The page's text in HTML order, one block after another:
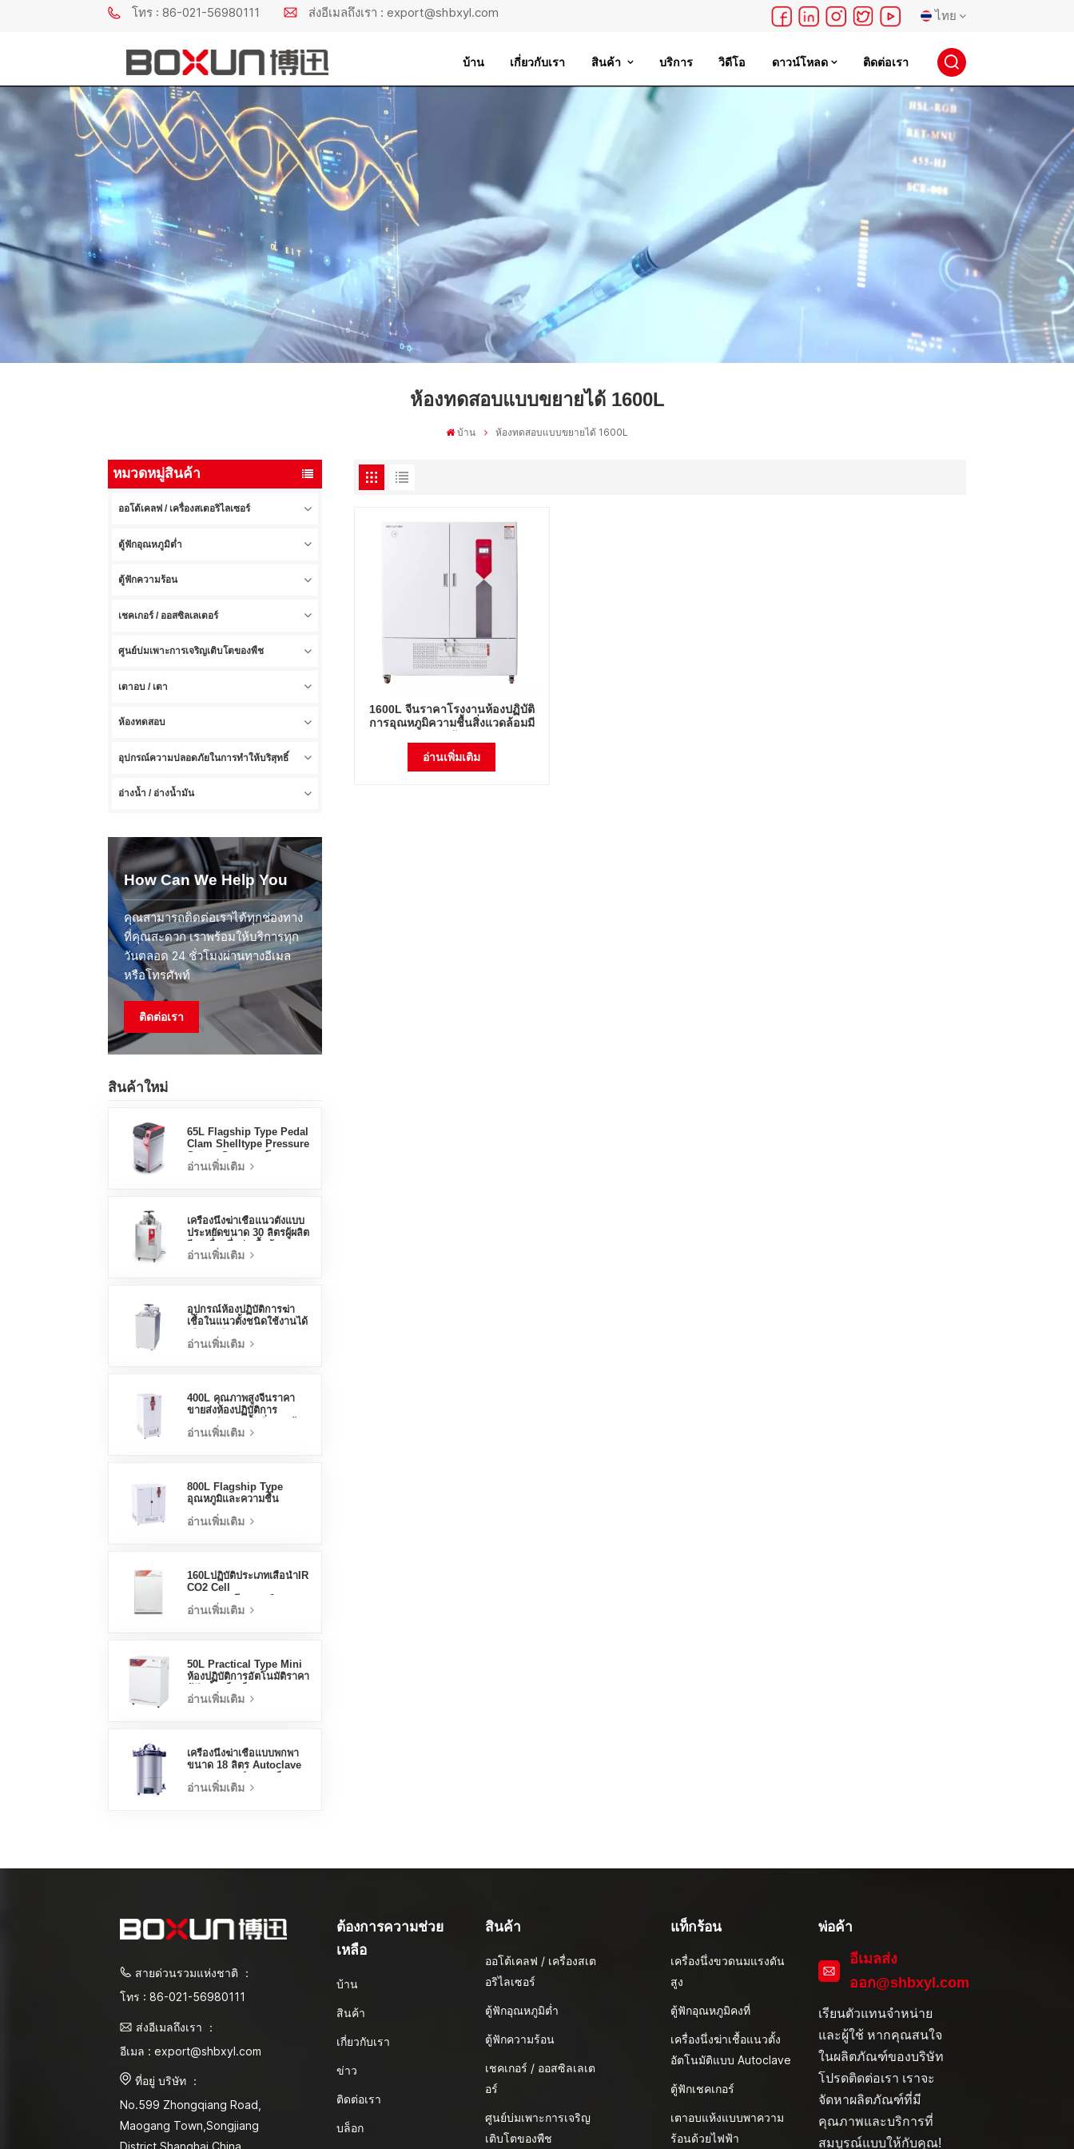
โทร : 86-021-56980111 ส่งอีเมลถึงเรา : export@shbxyl.com ไทย
English
français
русский
español
português
日本語
บ้าน เกี่ยวกับเรา สินค้า บริการ วิดีโอ ดาวน์โหลด ติดต่อเรา
ห้องทดสอบแบบขยายได้ 1600L
บ้าน ห้องทดสอบแบบขยายได้ 1600L
หมวดหมู่สินค้า
ออโต้เคลฟ / เครื่องสเตอริไลเซอร์
ตู้ฟักอุณหภูมิต่ำ
ตู้ฟักความร้อน
เชคเกอร์ / ออสซิลเลเตอร์
ศูนย์บ่มเพาะการเจริญเติบโตของพืช
เตาอบ / เตา
ห้องทดสอบ
อุปกรณ์ความปลอดภัยในการทำให้บริสุทธิ์
อ่างน้ำ / อ่างน้ำมัน
How Can We Help You
คุณสามารถติดต่อเราได้ทุกช่องทาง
ที่คุณสะดวก เราพร้อมให้บริการทุก
วันตลอด 24 ชั่วโมงผ่านทางอีเมล
หรือโทรศัพท์
ติดต่อเรา
สินค้าใหม่
65L Flagship Type Pedal
Clam Shelltype Pressure
Steam Steamer โรงงาน
ขายตรงโรงงานในประเทศ
อ่านเพิ่มเติม
เครื่องนึ่งฆ่าเชื้อแนวตั้งแบบ
ประหยัดขนาด 30 ลิตรผู้ผลิต
จีนเครื่องนึ่งฆ่าเชื้อด้วยแรง
ดัน
อ่านเพิ่มเติม
อุปกรณ์ห้องปฏิบัติการฆ่า
เชื้อในแนวตั้งชนิดใช้งานได้
จริง 70 ลิตรการออกแบบ
แนวตั้งเครื่องนึ่งขวดนมด้วย
อ่านเพิ่มเติม
400L คุณภาพสูงจีนราคา
ขายส่งห้องปฏิบัติการ
อุณหภูมิความชื้นสิ่งแวดล้อม
Stable Test Chamber
อ่านเพิ่มเติม
800L Flagship Type
อุณหภูมิและความชื้น
Incubator Chamber
อุปกรณ์ห้องปฏิบัติการ
อ่านเพิ่มเติม
160Lปฏิบัติประเภทเสื้อน้ำIR
CO2 Cell
อาชีพLab Incubators
อ่านเพิ่มเติม
50L Practical Type Mini
ห้องปฏิบัติการอัตโนมัติราคา
อ่านเพิ่มเติม
เครื่องนึ่งฆ่าเชื้อแบบพกพา
ขนาด 18 ลิตร Autoclave
Autoclave
อ่านเพิ่มเติม
1600L จีนราคาโรงงานห้องปฏิบัติ
การอุณหภูมิความชื้นสิ่งแวดล้อมมี
อ่านเพิ่มเติม
สายด่วนรวมแห่งชาติ ：
โทร : 86-021-56980111
ส่งอีเมลถึงเรา ：
อีเมล : export@shbxyl.com
ที่อยู่ บริษัท ：
No.599 Zhongqiang Road,
Maogang Town,Songjiang
ต้องการความช่วย
เหลือ
บ้าน
สินค้า
เกี่ยวกับเรา
ข่าว
ติดต่อเรา
บล็อก
สินค้า
ออโต้เคลฟ / เครื่องสเต
อริไลเซอร์
ตู้ฟักอุณหภูมิต่ำ
ตู้ฟักความร้อน
เชคเกอร์ / ออสซิลเลเต
อร์
ศูนย์บ่มเพาะการเจริญ
เติบโตของพืช
แท็กร้อน
เครื่องนึ่งขวดนมแรงดัน
สูง
ตู้ฟักอุณหภูมิคงที่
เครื่องนึ่งฆ่าเชื้อแนวตั้ง
อัตโนมัติแบบ Autoclave
ตู้ฟักเชคเกอร์
เตาอบแห้งแบบพาความ
ร้อนด้วยไฟฟ้า
พ่อค้า
อีเมลส่ง
ออก@shbxyl.com
เรียนตัวแทนจำหน่าย
และผู้ใช้ หากคุณสนใจ
ในผลิตภัณฑ์ของบริษัท
โปรดติดต่อเรา เราจะ
จัดหาผลิตภัณฑ์ที่มี
คุณภาพและบริการที่
สมบูรณ์แบบให้กับคุณ!